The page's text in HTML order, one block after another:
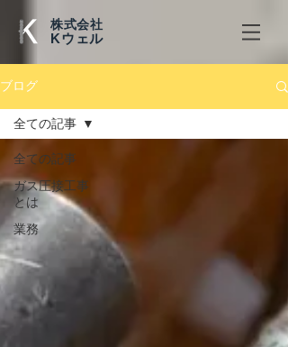
株式会社
​Kウェル
ブログ
全ての記事
ガス圧接工事
とは
業務
全ての記事